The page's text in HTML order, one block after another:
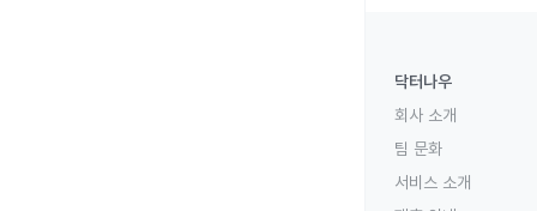
닥터나우
회사 소개
팀 문화
서비스 소개